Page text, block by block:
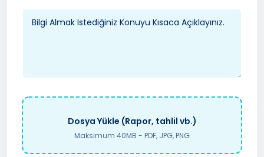
Dosya Yükle (Rapor, tahlil vb.)
Maksimum 40MB - PDF, JPG, PNG